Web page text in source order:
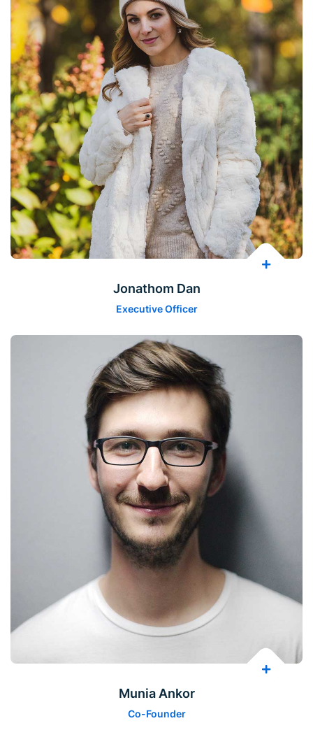
Jonathom Dan
Executive Officer
Munia Ankor
Co-Founder